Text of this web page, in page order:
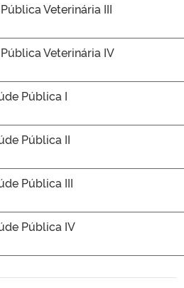
Veterinária III
Veterinária IV
Pública I
Pública II
Pública III
Pública IV